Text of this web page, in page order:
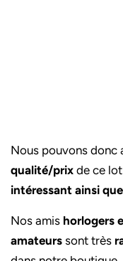
Nous pouvons donc
qualité/prix de ce
intéressant ainsi
Nos amis horlogers
amateurs sont très